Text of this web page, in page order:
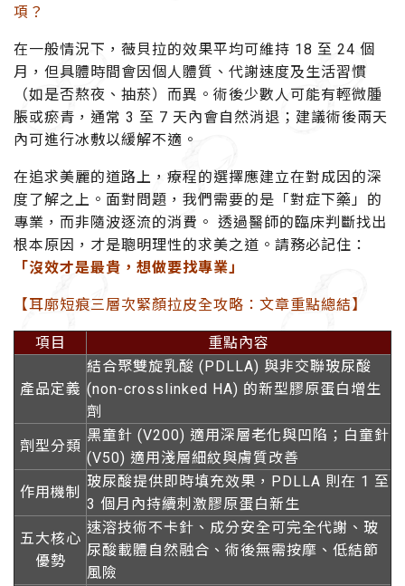
項？
在一般情況下，薇貝拉的效果平均可維持 18 至 24 個
月 ，但具體時間會因個人體質、代謝速度及生活習慣
（如是否熬夜、抽菸）而異。術後少數人可能有輕微腫
脹或瘀青，通常 3 至 7 天內會自然消退 ；建議術後兩天
內可進行冰敷以緩解不適。
在追求美麗的道路上，療程的選擇應建立在對成因的深
度了解之上。面對問題，我們需要的是「對症下藥」的
專業，而非隨波逐流的消費。 透過醫師的臨床判斷找出
根本原因，才是聰明理性的求美之道。請務必記住：
「沒效才是最貴，想做要找專業」
【耳廓短痕三層次緊顏拉皮全攻略：文章重點總結】
項目 重點內容
產品定義
結合聚雙旋乳酸 (PDLLA) 與非交聯玻尿酸
(non-crosslinked HA) 的新型膠原蛋白增生
劑
劑型分類
黑童針 (V200) 適用深層老化與凹陷；白童針
(V50) 適用淺層細紋與膚質改善
作用機制
玻尿酸提供即時填充效果，PDLLA 則在 1 至
3 個月內持續刺激膠原蛋白新生
五大核心
優勢
速溶技術不卡針、成分安全可完全代謝、玻
尿酸載體自然融合、術後無需按摩、低結節
風險